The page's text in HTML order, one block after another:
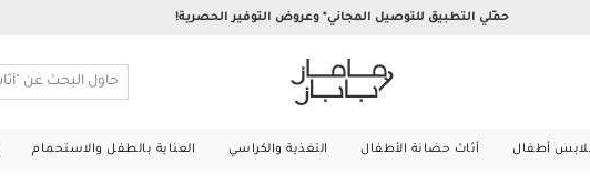
حمّلي التطبيق للتوصيل المجاني* وعروض التوفير الحصرية!
أطفال أثاث حضانة الأطفال التغذية والكراسي العناية بالطفل والاستحمام